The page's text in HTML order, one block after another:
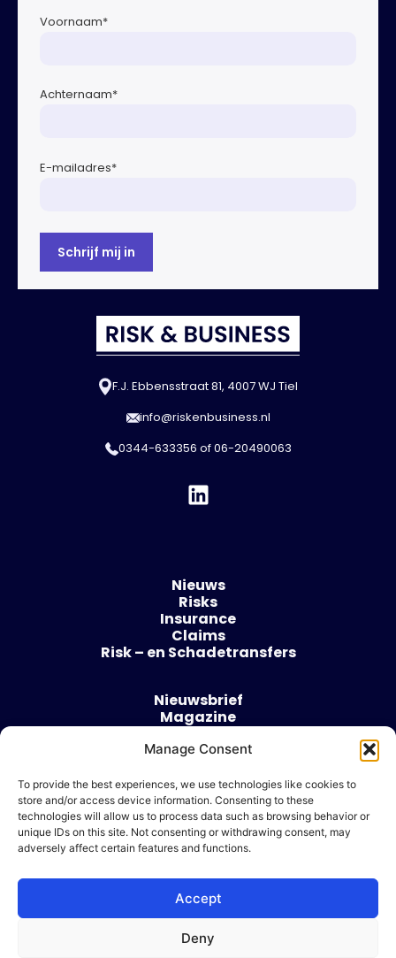
Manage Consent
To provide the best experiences, we use technologies like cookies to
store and/or access device information. Consenting to these
technologies will allow us to process data such as browsing behavior or
unique IDs on this site. Not consenting or withdrawing consent, may
adversely affect certain features and functions.
Accept
Deny
Voornaam*
Achternaam*
E-mailadres*
F.J. Ebbensstraat 81, 4007 WJ Tiel
info@riskenbusiness.nl
0344-633356 of06-20490063
Nieuws
Risks
Insurance
Claims
Risk – en Schadetransfers
Nieuwsbrief
Magazine
Over
Algemene voorwaarden
Cookie beleid
Ik wil adverteren